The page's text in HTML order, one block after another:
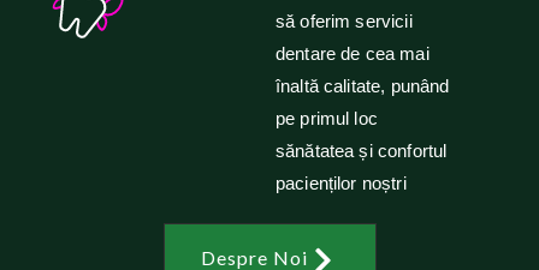
să oferim servicii
dentare de cea mai
înaltă calitate, punând
pe primul loc
sănătatea și confortul
pacienților noștri
Despre Noi